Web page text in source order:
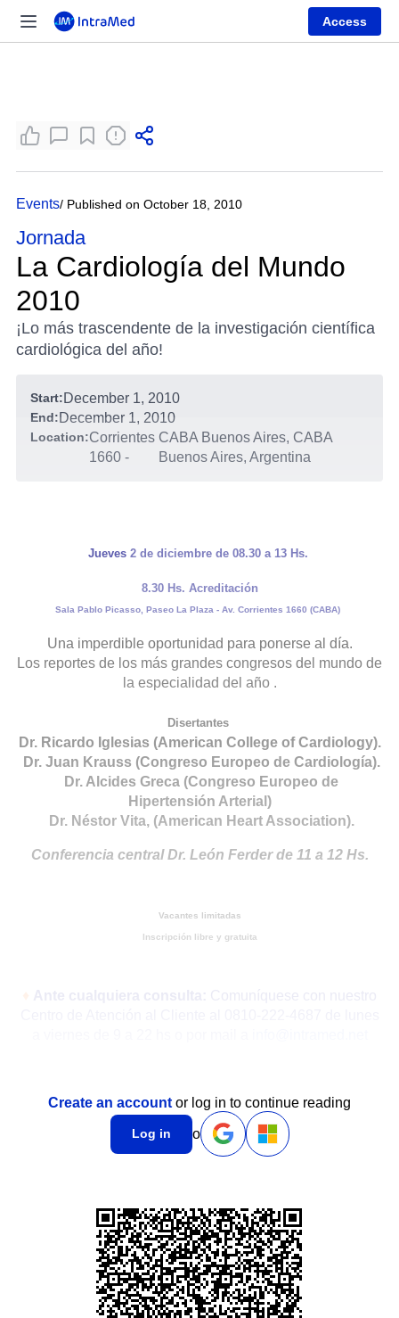
Access
Events/ Published on October 18, 2010
Jornada
La Cardiología del Mundo
2010
¡Lo más trascendente de la investigación científica
cardiológica del año!
Start:December 1, 2010
End:December 1, 2010
Location:Corrientes
1660 -
CABA Buenos Aires, CABA
Buenos Aires, Argentina
Jueves 2 de diciembre de 08.30 a 13 Hs.
8.30 Hs. Acreditación
Sala Pablo Picasso, Paseo La Plaza - Av. Corrientes 1660 (CABA)
Una imperdible oportunidad para ponerse al día.
Los reportes de los más grandes congresos del mundo de
la especialidad del año .
Disertantes
Dr. Ricardo Iglesias (American College of Cardiology).
Dr. Juan Krauss (Congreso Europeo de Cardiología).
Dr. Alcides Greca (Congreso Europeo de
Hipertensión Arterial)
Dr. Néstor Vita, (American Heart Association).
Conferencia central Dr. León Ferder de 11 a 12 Hs.
Vacantes limitadas
Inscripción libre y gratuita
Create an account or log in to continue reading
Log in o